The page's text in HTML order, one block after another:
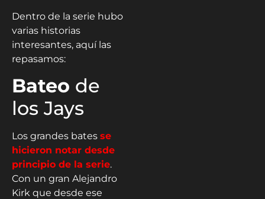
Dentro de la serie hubo
varias historias
interesantes, aquí las
repasamos:
Bateo de
los Jays
Los grandes bates se
hicieron notar desde
principio de la serie.
Con un gran Alejandro
Kirk que desde ese